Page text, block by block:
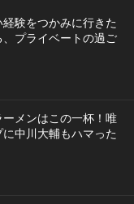
経験をつかみに行きた
プライベートの過ご
メンはこの一杯！唯
中川大輔もハマった